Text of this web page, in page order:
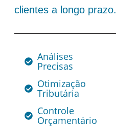
clientes a longo prazo.
Análises
Precisas
Otimização
Tributária
Controle
Orçamentário